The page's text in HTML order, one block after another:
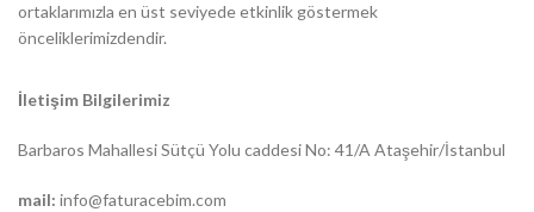
ortaklarımızla en üst seviyede etkinlik göstermek
önceliklerimizdendir.
İletişim Bilgilerimiz
Barbaros Mahallesi Sütçü Yolu caddesi No: 41/A Ataşehir/İstanbul
mail: info@faturacebim.com